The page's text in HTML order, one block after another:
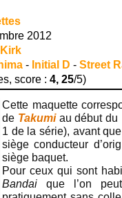
2012
- Initial D - Street
score : 4, 25/5)
Cette maquette
de Takumi au début
1 de la série), avant
siège conducteur
siège baquet.
Pour ceux qui sont
Bandai que l’on